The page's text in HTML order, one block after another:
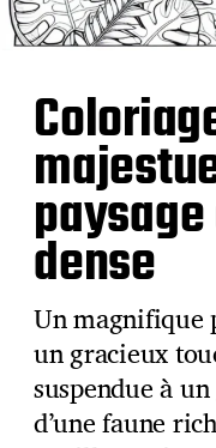
dense
Un magnifique
un gracieux
suspendue à
d’une faune